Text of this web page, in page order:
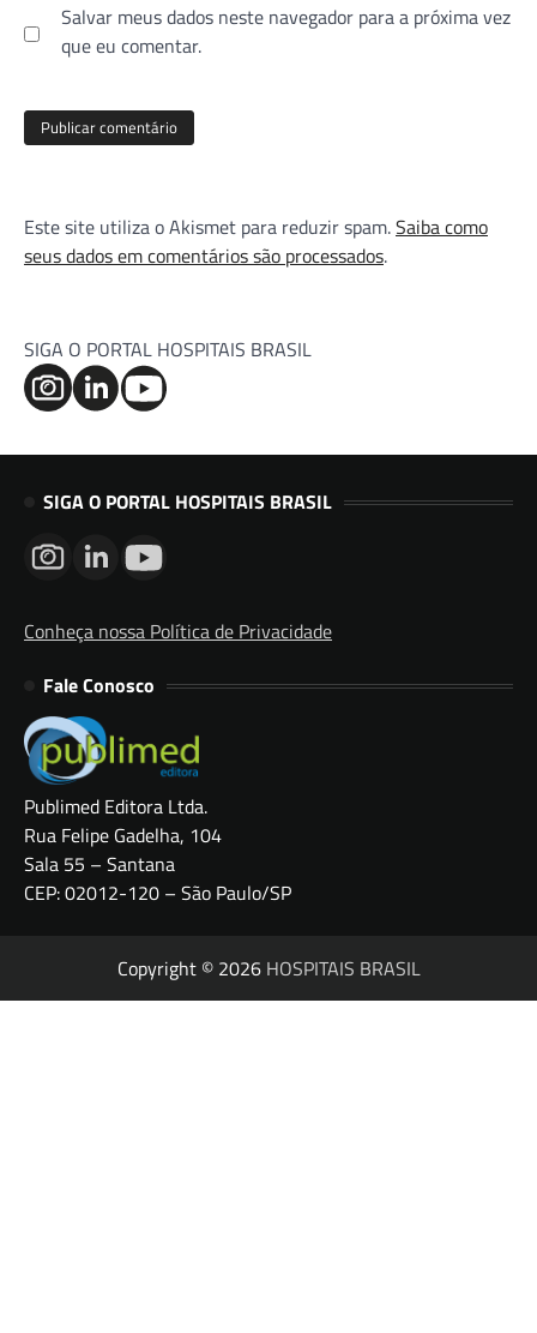
Salvar meus dados neste navegador para a próxima vez
que eu comentar.
Este site utiliza o Akismet para reduzir spam.Saiba como
seus dados em comentários são processados.
SIGA O PORTAL HOSPITAIS BRASIL
SIGA O PORTAL HOSPITAIS BRASIL
Conheça nossa Política de Privacidade
Fale Conosco
Publimed Editora Ltda.
Rua Felipe Gadelha, 104
Sala 55 – Santana
CEP: 02012-120 – São Paulo/SP
Copyright © 2026 HOSPITAIS BRASIL